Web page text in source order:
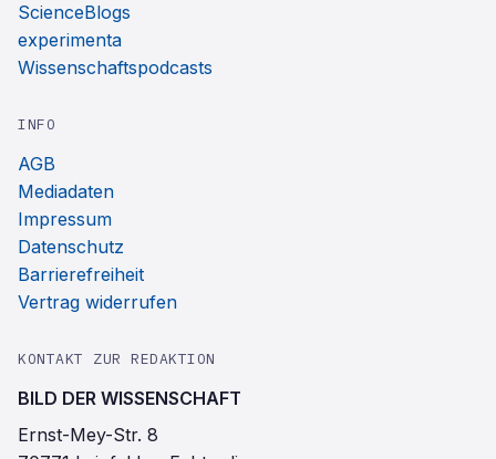
ScienceBlogs
experimenta
Wissenschaftspodcasts
INFO
AGB
Mediadaten
Impressum
Datenschutz
Barrierefreiheit
Vertrag widerrufen
KONTAKT ZUR REDAKTION
BILD DER WISSENSCHAFT
Ernst-Mey-Str. 8